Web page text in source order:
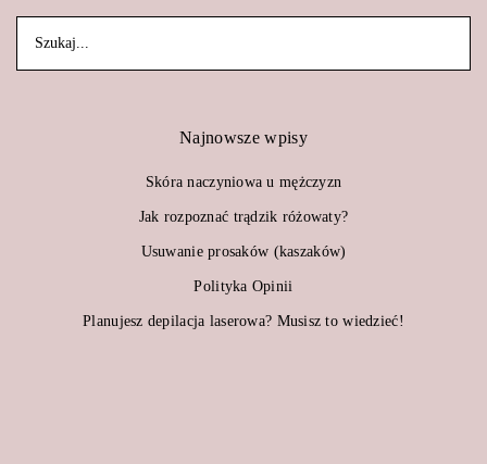
Najnowsze wpisy
Skóra naczyniowa u mężczyzn
Jak rozpoznać trądzik różowaty?
Usuwanie prosaków (kaszaków)
Polityka Opinii
Planujesz depilacja laserowa? Musisz to wiedzieć!